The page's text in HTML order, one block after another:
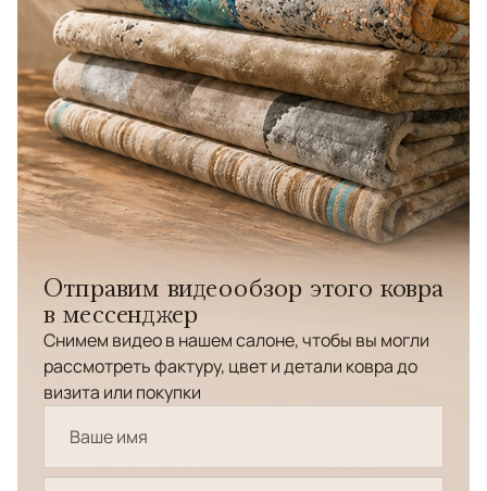
Отправим видеообзор этого ковра
в мессенджер
Снимем видео в нашем салоне, чтобы вы могли
рассмотреть фактуру, цвет и детали ковра до
визита или покупки